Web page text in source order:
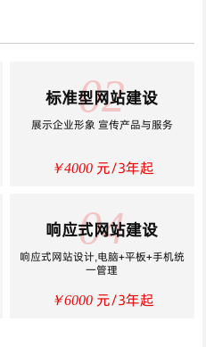
02
标准型网站建设
展示企业形象 宣传产品与服务
￥4000元/3年起
04
响应式网站建设
响应式网站设计,电脑+平板+手机统
一管理
￥6000元/3年起